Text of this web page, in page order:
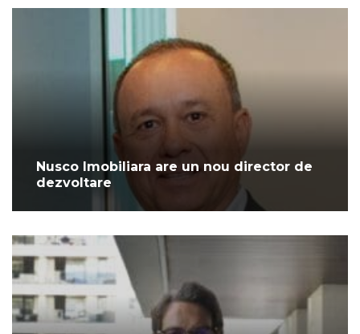
Nusco Imobiliara are un nou director de
dezvoltare